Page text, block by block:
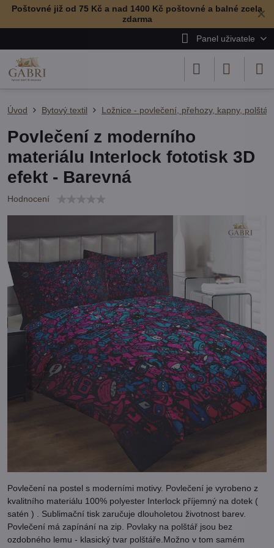
✕
Poštovné již od 75 Kč a nad 1400 Kč poštovné a balné zcela
zdarma
Panel uživatele
Úvod Bytový textil Ložnice - povlečení, přehozy, kapny,
Povlečení z moderního
materiálu Interlock fototisk 3D
efekt - Barevná
Hodnocení
Povlečení na postel s moderními motivy. Povlečení je vyrobeno z
kvalitního materiálu 100% polyester Interlock příjemný na dotek (
satén ) . Sublimační tisk zaručuje dlouholetou životnost barev.
Povlečení má zapínání na zip. Povlaky na polštář jsou bez
ozdobného lemu - klasický tvar polštáře.Možno v tom samém